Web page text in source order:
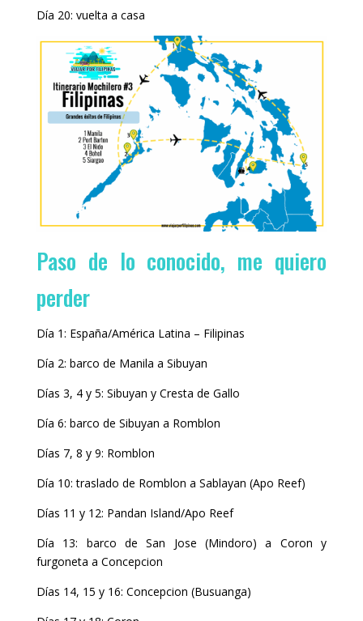
Día 20: vuelta a casa
Paso de lo conocido, me quiero
perder
Día 1: España/América Latina – Filipinas
Día 2: barco de Manila a Sibuyan
Días 3, 4 y 5: Sibuyan y Cresta de Gallo
Día 6: barco de Sibuyan a Romblon
Días 7, 8 y 9: Romblon
Día 10: traslado de Romblon a Sablayan (Apo Reef)
Días 11 y 12: Pandan Island/Apo Reef
Día 13: barco de San Jose (Mindoro) a Coron y
furgoneta a Concepcion
Días 14, 15 y 16: Concepcion (Busuanga)